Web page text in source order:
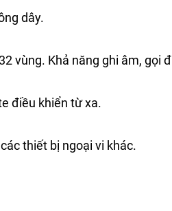
dây.
vùng. Khả năng ghi âm, gọi
điều khiển từ xa.
thiết bị ngoại vi khác.